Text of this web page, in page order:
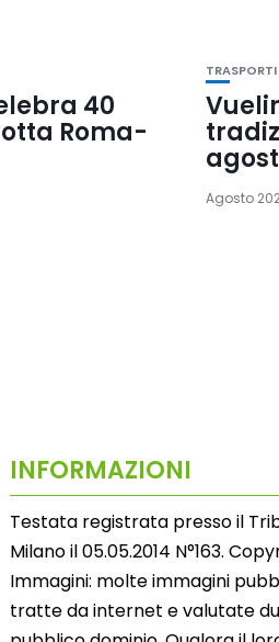
40
Roma-
TRASPORTI
Agosto
INFORMAZIONI
Testata registrata presso il
Milano il 05.05.2014 N°163.
Immagini: molte immagini
tratte da internet e valutate